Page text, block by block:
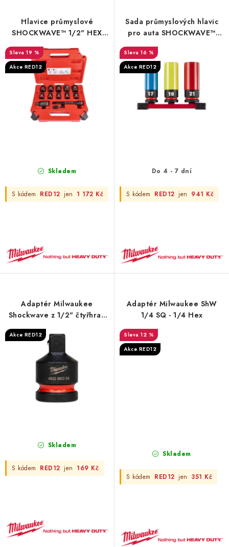
o
d
u
k
o
d
u
Hlavice průmyslové
SHOCKWAVE™ 1/2" HEX
Milwaukee – 13 ks
19 %
Akce RED12
Skladem
S kódem RED12 jen 1 172 Kč
Sada průmyslových hlavic
pro auta SHOCKWAVE™
Milwaukee
16 %
Akce RED12
Do 4 - 7 dní
S kódem RED12 jen 941 Kč
Adaptér Milwaukee
Shockwave z 1/2" čtyřhran
na 3/8"
Akce RED12
Skladem
S kódem RED12 jen 169 Kč
Adaptér Milwaukee ShW
1/4 SQ - 1/4 Hex
12 %
Akce RED12
Skladem
S kódem RED12 jen 351 Kč